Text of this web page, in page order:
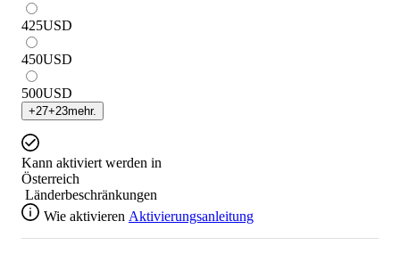
425USD
450USD
500USD
+27+23mehr.
Kann aktiviert werden in
Österreich
Länderbeschränkungen
Wie aktivieren Aktivierungsanleitung